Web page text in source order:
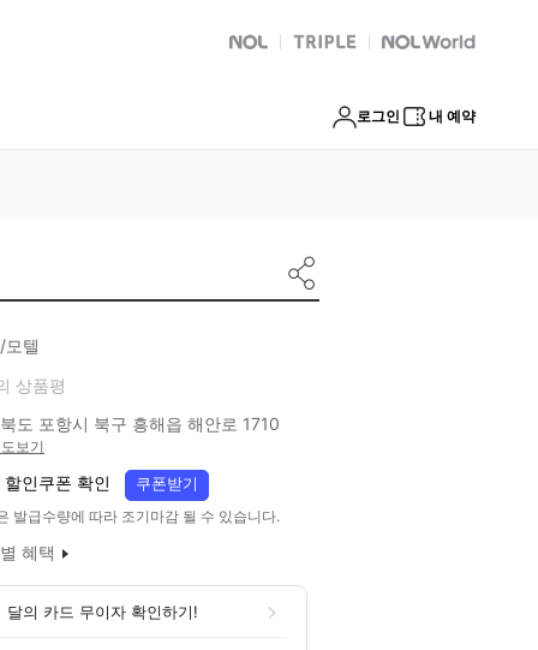
NOL 트리플 Global Interpark
로그인 내 예약
모텔
상품평
도 포항시 북구 흥해읍 해안로 1710
보기
할인쿠폰 확인 쿠폰받기
발급수량에 따라 조기마감 될 수 있습니다.
혜택
달의 카드 무이자 확인하기!